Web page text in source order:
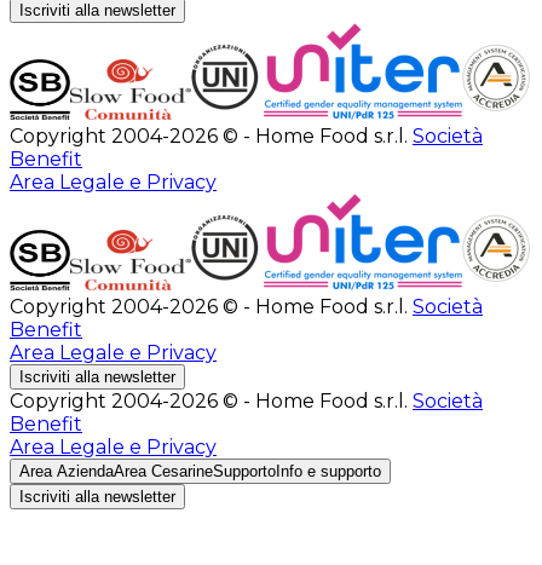
Iscriviti alla newsletter
Copyright 2004-2026 © - Home Food s.r.l. Società
Benefit
Area Legale e Privacy
Copyright 2004-2026 © - Home Food s.r.l. Società
Benefit
Area Legale e Privacy
Iscriviti alla newsletter
Copyright 2004-2026 © - Home Food s.r.l. Società
Benefit
Area Legale e Privacy
Area AziendaArea CesarineSupporto Info e supporto
Iscriviti alla newsletter